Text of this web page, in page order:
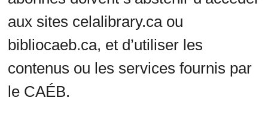
aux sites celalibrary.ca ou
bibliocaeb.ca, et d’utiliser les
contenus ou les services fournis par
le CAÉB.